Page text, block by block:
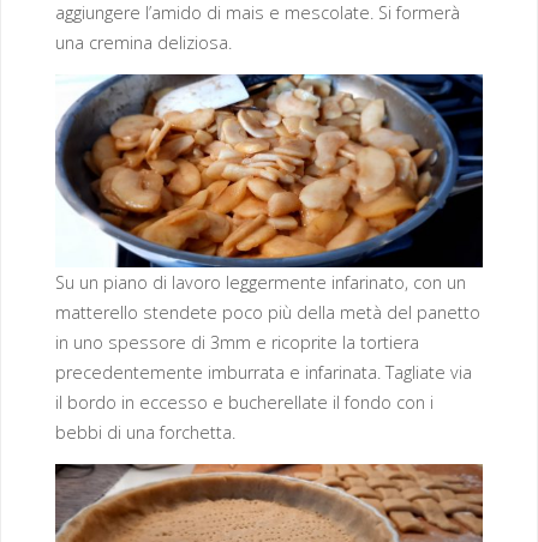
aggiungere l’amido di mais e mescolate. Si formerà
una cremina deliziosa.
Su un piano di lavoro leggermente infarinato, con un
matterello stendete poco più della metà del panetto
in uno spessore di 3mm e ricoprite la tortiera
precedentemente imburrata e infarinata. Tagliate via
il bordo in eccesso e bucherellate il fondo con i
bebbi di una forchetta.